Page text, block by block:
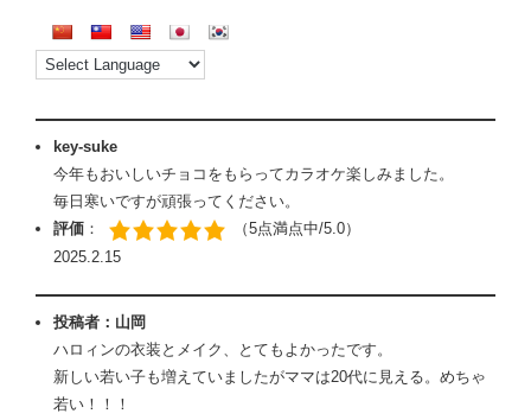
key-suke
今年もおいしいチョコをもらってカラオケ楽しみました。
毎日寒いですが頑張ってください。
評価 ：
（5点満点中/5.0）
2025.2.15
投稿者：山岡
ハロィンの衣装とメイク、とてもよかったです。
新しい若い子も増えていましたがママは20代に見える。めちゃ
若い！！！